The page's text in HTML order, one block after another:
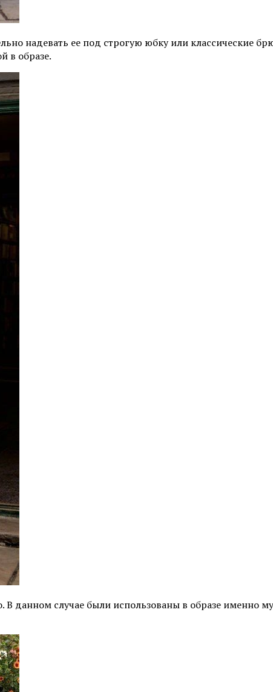
надевать ее под строгую юбку или классические
в образе.
В данном случае были использованы в образе именно